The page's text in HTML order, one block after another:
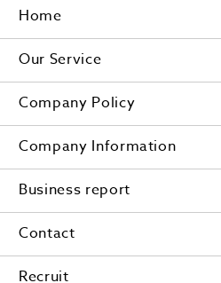
Home
Our Service
Company Policy
Company Information
Business report
Contact
Recruit